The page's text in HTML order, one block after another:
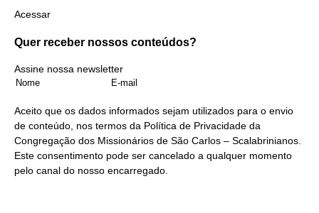
Acessar
Quer receber nossos conteúdos?
Assine nossa newsletter
Aceito que os dados informados sejam utilizados para o envio
de conteúdo, nos termos da Política de Privacidade da
Congregação dos Missionários de São Carlos – Scalabrinianos.
Este consentimento pode ser cancelado a qualquer momento
pelo canal do nosso encarregado.